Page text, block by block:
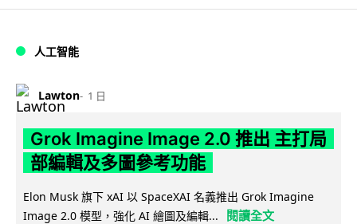
人工智能
Lawton 1 日
Grok Imagine Image 2.0 推出 主打局
部編輯及多圖參考功能
Elon Musk 旗下 xAI 以 SpaceXAI 名義推出 Grok Imagine
Image 2.0 模型，強化 AI 繪圖及編輯...
閱讀全文